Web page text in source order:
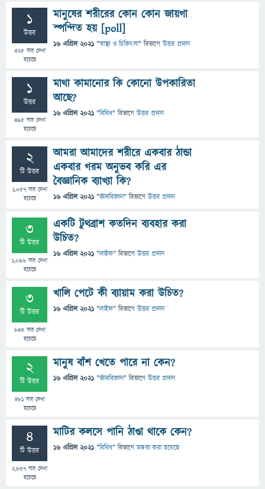
1
উত্তর
325বার দেখা
হয়েছে
মানুষের শরীরের কোন কোন জায়গা
স্পন্দিত হয় [poll]
16 এপ্রিল 2021 "স্বাস্থ্য ও চিকিৎসা" বিভাগে উত্তর প্রদান
1
উত্তর
495বার দেখা
হয়েছে
মাথা কামানোর কি কোনো উপকারিতা
আছে?
16 এপ্রিল 2021 "বিবিধ" বিভাগে উত্তর প্রদান
2
টি উত্তর
1,057বার দেখা
হয়েছে
আমরা আমাদের শরীরে একবার ঠান্ডা
একবার গরম অনুভব করি এর
বৈজ্ঞানিক ব্যাখ্যা কি?
16 এপ্রিল 2021 "জীববিজ্ঞান" বিভাগে উত্তর প্রদান
3
টি উত্তর
1,096 বার দেখা
হয়েছে
একটি টুথব্রাশ কতদিন ব্যবহার করা
উচিত?
16 এপ্রিল 2021 "লাইফ" বিভাগে উত্তর প্রদান
3
টি উত্তর
843বার দেখা
হয়েছে
খালি পেটে কী ব্যায়াম করা উচিত?
16 এপ্রিল 2021 "লাইফ" বিভাগে উত্তর প্রদান
2
টি উত্তর
481বার দেখা
হয়েছে
মানুষ বাঁশ খেতে পারে না কেন?
16 এপ্রিল 2021 "জীববিজ্ঞান" বিভাগে উত্তর প্রদান
4
টি উত্তর
2,857 বার দেখা
হয়েছে
মাটির কলসে পানি ঠাণ্ডা থাকে কেন?
16 এপ্রিল 2021 "বিবিধ" বিভাগে মন্তব্য করা হয়েছে